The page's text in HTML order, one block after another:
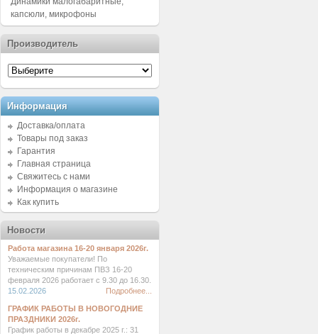
капсюли, микрофоны
Производитель
Информация
Доставка/оплата
Товары под заказ
Гарантия
Главная страница
Свяжитесь с нами
Информация о магазине
Как купить
Новости
Работа магазина 16-20 января 2026г.
Уважаемые покупатели! По
техническим причинам ПВЗ 16-20
февраля 2026 работает с 9.30 до 16.30.
15.02.2026
Подробнее...
ГРАФИК РАБОТЫ В НОВОГОДНИЕ
ПРАЗДНИКИ 2026г.
График работы в декабре 2025 г.: 31